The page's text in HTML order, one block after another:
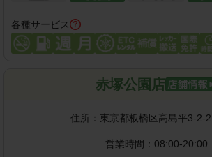
各種サービス
赤塚公園店
住所： 東京都板橋区高島平3-2-2
営業時間： 08:00-20:00